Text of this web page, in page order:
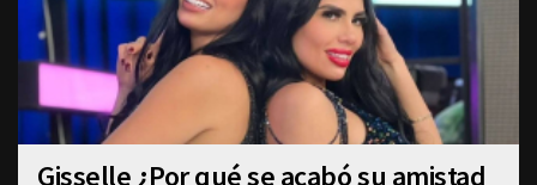
Gisselle ¿Por qué se acabó su amistad